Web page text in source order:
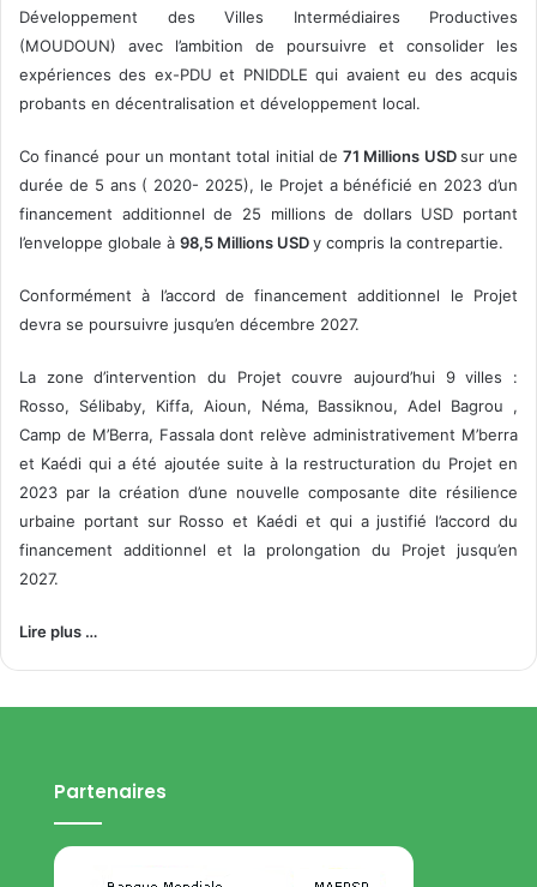
Développement des Villes Intermédiaires Productives
(MOUDOUN) avec l’ambition de poursuivre et consolider les
expériences des ex-PDU et PNIDDLE qui avaient eu des acquis
probants en décentralisation et développement local.
Co financé pour un montant total initial de 71 Millions USDsur une
durée de 5 ans ( 2020- 2025), le Projet a bénéficié en 2023 d’un
financement additionnel de 25 millions de dollars USD portant
l’enveloppe globale à 98,5 Millions USDy compris la contrepartie.
Conformément à l’accord de financement additionnel le Projet
devra se poursuivre jusqu’en décembre 2027.
La zone d’intervention du Projet couvre aujourd’hui 9 villes :
Rosso, Sélibaby, Kiffa, Aioun, Néma, Bassiknou, Adel Bagrou ,
Camp de M’Berra, Fassala dont relève administrativement M’berra
et Kaédi qui a été ajoutée suite à la restructuration du Projet en
2023 par la création d’une nouvelle composante dite résilience
urbaine portant sur Rosso et Kaédi et qui a justifié l’accord du
financement additionnel et la prolongation du Projet jusqu’en
2027.
Lire plus …
Partenaires